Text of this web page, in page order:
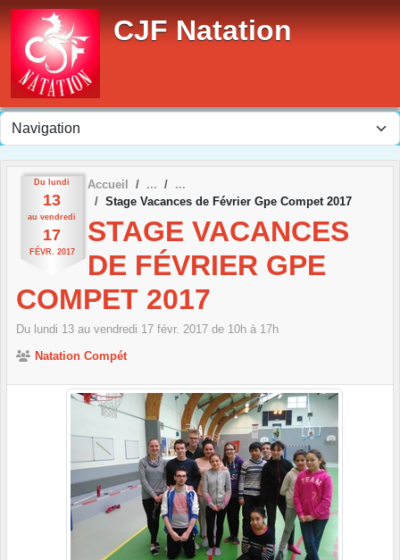
CJF Natation
Du lundi
13
au vendredi
17
FÉVR. 2017
Accueil
Stage Vacances de Février Gpe Compet 2017
STAGE VACANCES
DE FÉVRIER GPE
COMPET 2017
Du lundi 13 au vendredi 17 févr. 2017 de 10h à 17h
Natation Compét
Panneau de gestion des cookies